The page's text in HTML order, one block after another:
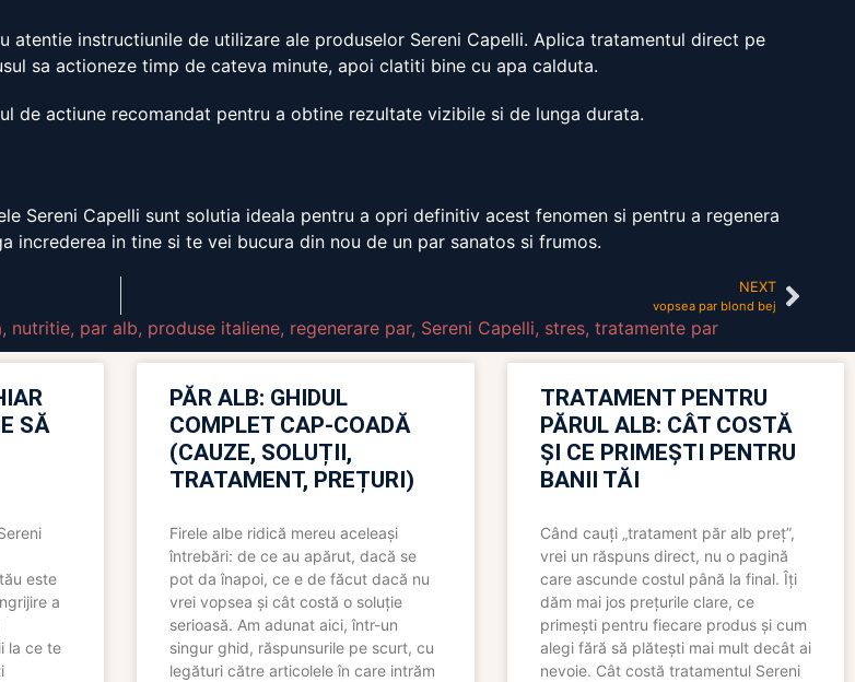
instructiunile de utilizare ale produselor Sereni Capelli. Aplica tratamentul direct pe
sa actioneze timp de cateva minute, apoi clatiti bine cu apa calduta.
de actiune recomandat pentru a obtine rezultate vizibile si de lunga durata.
Sereni Capelli sunt solutia ideala pentru a opri definitiv acest fenomen si pentru a regenera
in tine si te vei bucura din nou de un par sanatos si frumos.
NEXT
vopsea par blond bej
, nutritie, par alb, produse italiene, regenerare par, Sereni Capelli, stres, tratamente par
SĂ
este
a
la ce te
PĂR ALB: GHIDUL
COMPLET CAP-COADĂ
(CAUZE, SOLUȚII,
TRATAMENT, PREȚURI)
Firele albe ridică mereu aceleași
întrebări: de ce au apărut, dacă se
pot da înapoi, ce e de făcut dacă nu
vrei vopsea și cât costă o soluție
serioasă. Am adunat aici, într-un
singur ghid, răspunsurile pe scurt, cu
legături către articolele în care intrăm
TRATAMENT PENTRU
PĂRUL ALB: CÂT COSTĂ
ȘI CE PRIMEȘTI PENTRU
BANII TĂI
Când cauți „tratament păr alb preț”,
vrei un răspuns direct, nu o pagină
care ascunde costul până la final. Îți
dăm mai jos prețurile clare, ce
primești pentru fiecare produs și cum
alegi fără să plătești mai mult decât ai
nevoie. Cât costă tratamentul Sereni